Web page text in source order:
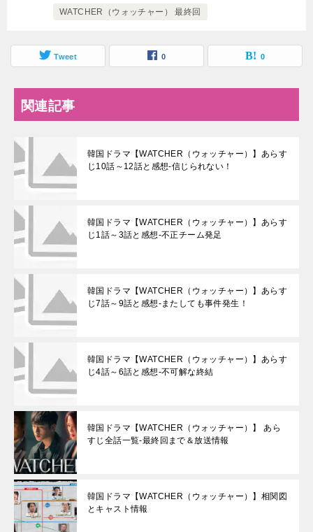
WATCHER（ウォッチャー） 最終回
Tweet 0 0
関連記事
韓国ドラマ【WATCHER（ウォッチャー）】あらす
じ10話～12話と感想-信じられない！
韓国ドラマ【WATCHER（ウォッチャー）】あらす
じ1話～3話と感想-不正チーム発足
韓国ドラマ【WATCHER（ウォッチャー）】あらす
じ7話～9話と感想-またしても事件発生！
韓国ドラマ【WATCHER（ウォッチャー）】あらす
じ4話～6話と感想-不可解な終結
韓国ドラマ【WATCHER（ウォッチャー）】 あら
すじ全話一覧-最終回まで＆放送情報
韓国ドラマ【WATCHER（ウォッチャー）】相関図
とキャスト情報